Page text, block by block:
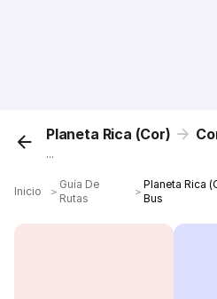
Planeta Rica (Cor)
...
Inicio ＞
Guía De
Rutas
＞
Planeta Rica
Bus